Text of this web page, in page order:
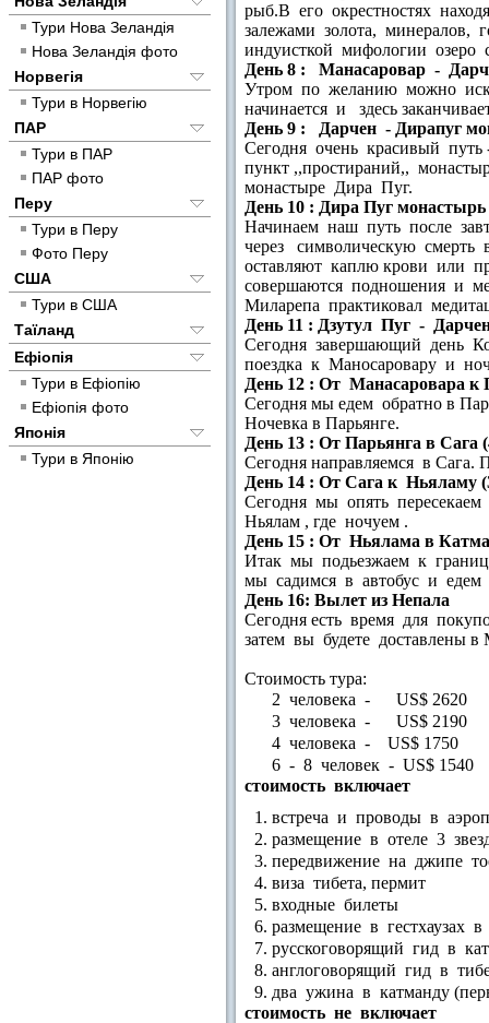
Тури Нова Зеландія
Нова Зеландія фото
Норвегія
Тури в Норвегію
ПАР
Тури в ПАР
ПАР фото
Перу
Тури в Перу
Фото Перу
США
Тури в США
Таїланд
Ефіопія
Тури в Ефіопію
Ефіопія фото
Японія
Тури в Японію
рыб.В его окрестностях
залежами золота, минералов,
индуисткой мифологии
День 8 : Манасаровар -
Утром по желанию можно
начинается и здесь
День 9 : Дарчен - Дирапуг
Сегодня очень красивый
пункт ,,простираний,,
монастырe Дира Пуг.
День 10 : Дира Пуг монастырь
Начинаем наш путь после
через символическую
оставляют каплю крови или
совершаются подношения и
Миларепа практиковал
День 11 : Дзутул Пуг -
Сегодня завершающий день
поездка к Маносаровару и
День 12 : От Манасаровара к
Сегодня мы едем обратно в
Ночевка в Парьянге.
День 13 : От Парьянга в Сага
Сегодня направляемся в
День 14 : От Сага к Ньяламу
Сегодня мы опять
Ньялам , где ночуем .
День 15 : От Ньялама в
Итак мы подьезжаем к
мы садимся в автобус и едем
День 16: Вылет из Непала
Сегодня есть время для
затем вы будете доставлены в
Стоимость тура:
2 человека - US$ 2620
3 человека - US$ 2190
4 человека - US$ 1750
6 - 8 человек - US$ 1540
стоимость включает
встреча и проводы в
размещение в отеле 3
передвижение на джипе
виза тибета, пермит
входные билеты
размещение в гестхаузах в
русскоговорящий гид в
англоговорящий гид в
два ужина в катманду
стоимость не включает